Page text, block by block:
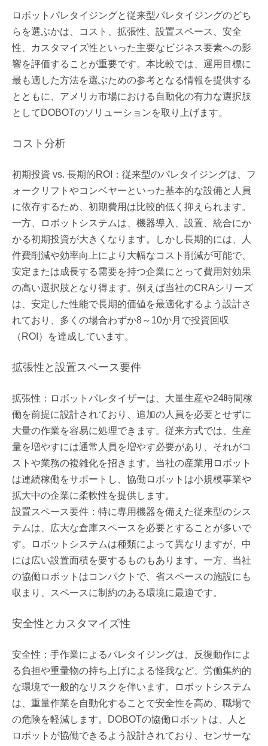
ロボットパレタイジングと従来型パレタイジングのどち
らを選ぶかは、コスト、拡張性、設置スペース、安全
性、カスタマイズ性といった主要なビジネス要素への影
響を評価することが重要です。本比較では、運用目標に
最も適した方法を選ぶための参考となる情報を提供する
とともに、アメリカ市場における自動化の有力な選択肢
としてDOBOTのソリューションを取り上げます。
コスト分析
初期投資 vs. 長期的ROI：従来型のパレタイジングは、フ
ォークリフトやコンベヤーといった基本的な設備と人員
に依存するため、初期費用は比較的低く抑えられます。
一方、ロボットシステムは、機器導入、設置、統合にか
かる初期投資が大きくなります。しかし長期的には、人
件費削減や効率向上により大幅なコスト削減が可能で、
安定または成長する需要を持つ企業にとって費用対効果
の高い選択肢となり得ます。例えば当社のCRAシリーズ
は、安定した性能で長期的価値を最適化するよう設計さ
れており、多くの場合わずか8～10か月で投資回収
（ROI）を達成しています。
拡張性と設置スペース要件
拡張性：ロボットパレタイザーは、大量生産や24時間稼
働を前提に設計されており、追加の人員を必要とせずに
大量の作業を容易に処理できます。従来方式では、生産
量を増やすには通常人員を増やす必要があり、それがコ
ストや業務の複雑化を招きます。当社の産業用ロボット
は連続稼働をサポートし、協働ロボットは小規模事業や
拡大中の企業に柔軟性を提供します。
設置スペース要件：特に専用機器を備えた従来型のシス
テムは、広大な倉庫スペースを必要とすることが多いで
す。ロボットシステムは種類によって異なりますが、中
には広い設置面積を要するものもあります。一方、当社
の協働ロボットはコンパクトで、省スペースの施設にも
収まり、スペースに制約のある環境に最適です。
安全性とカスタマイズ性
安全性：手作業によるパレタイジングは、反復動作によ
る負担や重量物の持ち上げによる怪我など、労働集約的
な環境で一般的なリスクを伴います。ロボットシステム
は、重量作業を自動化することで安全性を高め、職場で
の危険を軽減します。DOBOTの協働ロボットは、人と
ロボットが協働できるよう設計されており、センサーな